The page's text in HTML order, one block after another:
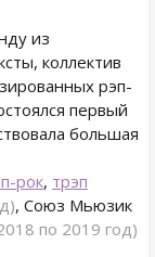
из
коллектив
рэп-
первый
большая
рок, трэп
, Союз Мьюзик
по 2019 год)